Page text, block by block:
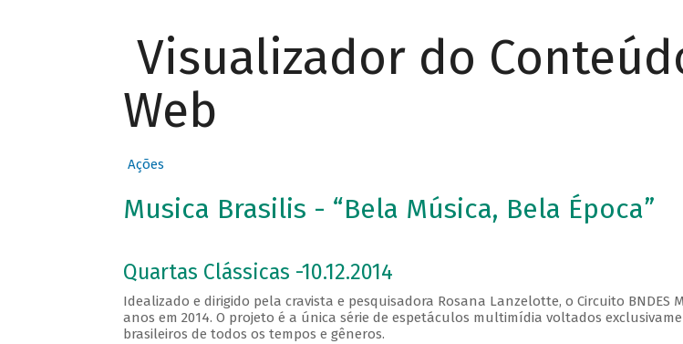
Visualizador do
Web
Ações
Musica Brasilis - “Bela Música, Bela Época”
Quartas Clássicas -10.12.2014
Idealizado e dirigido pela cravista e pesquisadora Rosana Lanzelotte, o Circuito BNDES
anos em 2014. O projeto é a única série de espetáculos multimídia voltados
brasileiros de todos os tempos e gêneros.